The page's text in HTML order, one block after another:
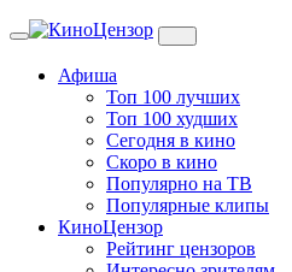
Toggle
Афиша
Топ 100 лучших
Топ 100 худших
Сегодня в кино
Скоро в кино
Популярно на ТВ
Популярные клипы
КиноЦензор
Рейтинг цензоров